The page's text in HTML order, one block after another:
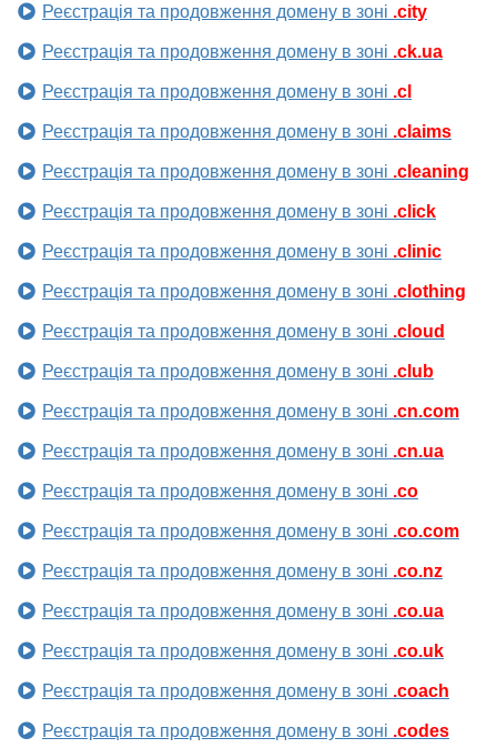
Реєстрація та продовження домену в зоні .city
Реєстрація та продовження домену в зоні .ck.ua
Реєстрація та продовження домену в зоні .cl
Реєстрація та продовження домену в зоні .claims
Реєстрація та продовження домену в зоні .cleaning
Реєстрація та продовження домену в зоні .click
Реєстрація та продовження домену в зоні .clinic
Реєстрація та продовження домену в зоні .clothing
Реєстрація та продовження домену в зоні .cloud
Реєстрація та продовження домену в зоні .club
Реєстрація та продовження домену в зоні .cn.com
Реєстрація та продовження домену в зоні .cn.ua
Реєстрація та продовження домену в зоні .co
Реєстрація та продовження домену в зоні .co.com
Реєстрація та продовження домену в зоні .co.nz
Реєстрація та продовження домену в зоні .co.ua
Реєстрація та продовження домену в зоні .co.uk
Реєстрація та продовження домену в зоні .coach
Реєстрація та продовження домену в зоні .codes